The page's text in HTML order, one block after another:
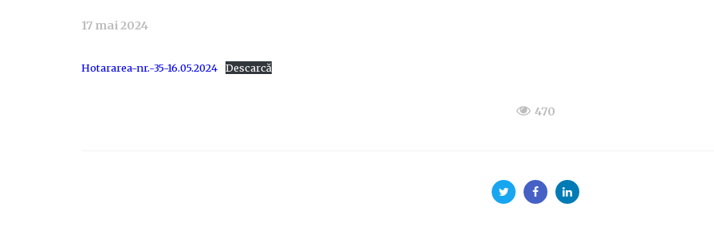
17 mai 2024
Hotararea-nr.-35-16.05.2024 Descarcă
470